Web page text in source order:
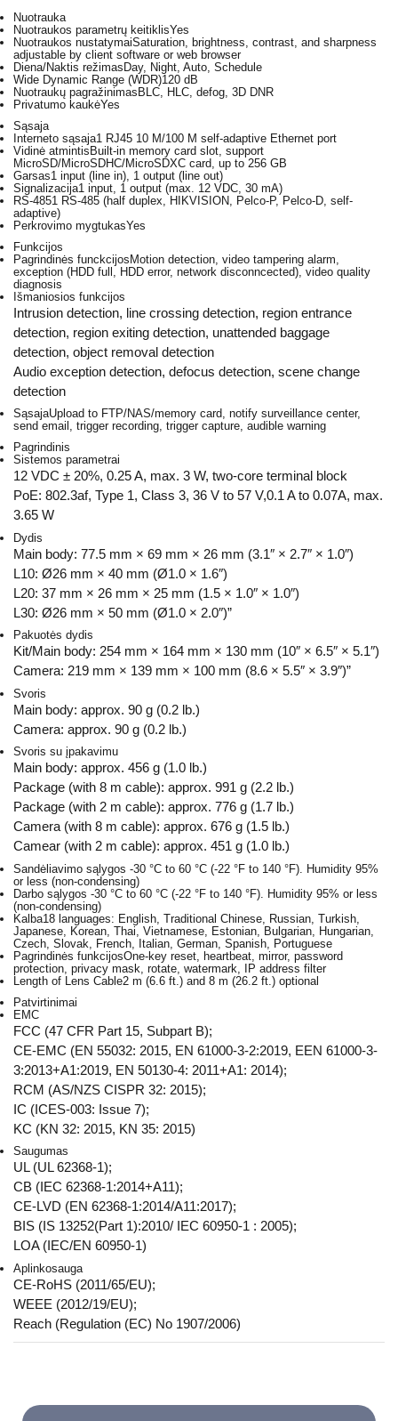
Nuotrauka
Nuotraukos parametrų keitiklisYes
Nuotraukos nustatymaiSaturation, brightness, contrast, and sharpness
adjustable by client software or web browser
Diena/Naktis režimasDay, Night, Auto, Schedule
Wide Dynamic Range (WDR)120 dB
Nuotraukų pagražinimasBLC, HLC, defog, 3D DNR
Privatumo kaukėYes
Sąsaja
Interneto sąsaja1 RJ45 10 M/100 M self-adaptive Ethernet port
Vidinė atmintisBuilt-in memory card slot, support
MicroSD/MicroSDHC/MicroSDXC card, up to 256 GB
Garsas1 input (line in), 1 output (line out)
Signalizacija1 input, 1 output (max. 12 VDC, 30 mA)
RS-4851 RS-485 (half duplex, HIKVISION, Pelco-P, Pelco-D, self-
adaptive)
Perkrovimo mygtukasYes
Funkcijos
Pagrindinės funckcijosMotion detection, video tampering alarm,
exception (HDD full, HDD error, network disconncected), video quality
diagnosis
Išmaniosios funkcijos
Intrusion detection, line crossing detection, region entrance
detection, region exiting detection, unattended baggage
detection, object removal detection
Audio exception detection, defocus detection, scene change
detection
SąsajaUpload to FTP/NAS/memory card, notify surveillance center,
send email, trigger recording, trigger capture, audible warning
Pagrindinis
Sistemos parametrai
12 VDC ± 20%, 0.25 A, max. 3 W, two-core terminal block
PoE: 802.3af, Type 1, Class 3, 36 V to 57 V,0.1 A to 0.07A, max.
3.65 W
Dydis
Main body: 77.5 mm × 69 mm × 26 mm (3.1″ × 2.7″ × 1.0″)
L10: Ø26 mm × 40 mm (Ø1.0 × 1.6″)
L20: 37 mm × 26 mm × 25 mm (1.5 × 1.0″ × 1.0″)
L30: Ø26 mm × 50 mm (Ø1.0 × 2.0″)”
Pakuotės dydis
Kit/Main body: 254 mm × 164 mm × 130 mm (10″ × 6.5″ × 5.1″)
Camera: 219 mm × 139 mm × 100 mm (8.6 × 5.5″ × 3.9″)”
Svoris
Main body: approx. 90 g (0.2 lb.)
Camera: approx. 90 g (0.2 lb.)
Svoris su įpakavimu
Main body: approx. 456 g (1.0 lb.)
Package (with 8 m cable): approx. 991 g (2.2 lb.)
Package (with 2 m cable): approx. 776 g (1.7 lb.)
Camera (with 8 m cable): approx. 676 g (1.5 lb.)
Camear (with 2 m cable): approx. 451 g (1.0 lb.)
Sandėliavimo sąlygos -30 °C to 60 °C (-22 °F to 140 °F). Humidity 95%
or less (non-condensing)
Darbo sąlygos -30 °C to 60 °C (-22 °F to 140 °F). Humidity 95% or less
(non-condensing)
Kalba18 languages: English, Traditional Chinese, Russian, Turkish,
Japanese, Korean, Thai, Vietnamese, Estonian, Bulgarian, Hungarian,
Czech, Slovak, French, Italian, German, Spanish, Portuguese
Pagrindinės funkcijosOne-key reset, heartbeat, mirror, password
protection, privacy mask, rotate, watermark, IP address filter
Length of Lens Cable2 m (6.6 ft.) and 8 m (26.2 ft.) optional
Patvirtinimai
EMC
FCC (47 CFR Part 15, Subpart B);
CE-EMC (EN 55032: 2015, EN 61000-3-2:2019, EEN 61000-3-
3:2013+A1:2019, EN 50130-4: 2011+A1: 2014);
RCM (AS/NZS CISPR 32: 2015);
IC (ICES-003: Issue 7);
KC (KN 32: 2015, KN 35: 2015)
Saugumas
UL (UL 62368-1);
CB (IEC 62368-1:2014+A11);
CE-LVD (EN 62368-1:2014/A11:2017);
BIS (IS 13252(Part 1):2010/ IEC 60950-1 : 2005);
LOA (IEC/EN 60950-1)
Aplinkosauga
CE-RoHS (2011/65/EU);
WEEE (2012/19/EU);
Reach (Regulation (EC) No 1907/2006)